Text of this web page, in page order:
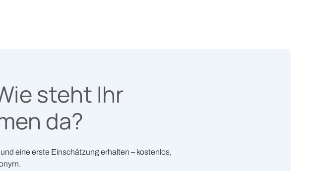
steht Ihr
da?
eine erste Einschätzung erhalten – kostenlos,